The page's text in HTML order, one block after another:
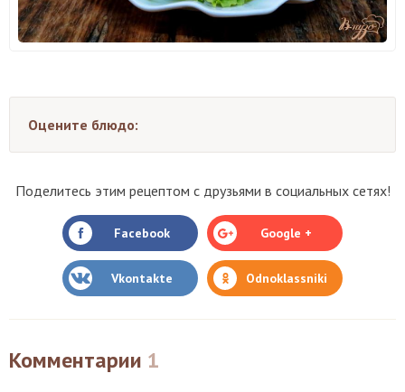
Оцените блюдо:
Поделитесь этим рецептом с друзьями в социальных сетях!
Facebook Google +
Vkontakte Odnoklassniki
Комментарии 1